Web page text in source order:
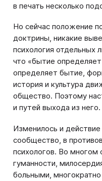
в печать несколько
Но сейчас положение
доктрины, никакие
психология отдельных
что «бытие
определяет бытие,
история и культура
общество. Поэтому
и путей выхода из него.
Изменилось и
сообщество, в
психологов. Во многом
гуманности,
больными,